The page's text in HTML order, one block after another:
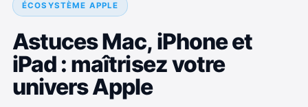
ÉCOSYSTÈME APPLE
Astuces Mac, iPhone et
iPad : maîtrisez votre
univers Apple